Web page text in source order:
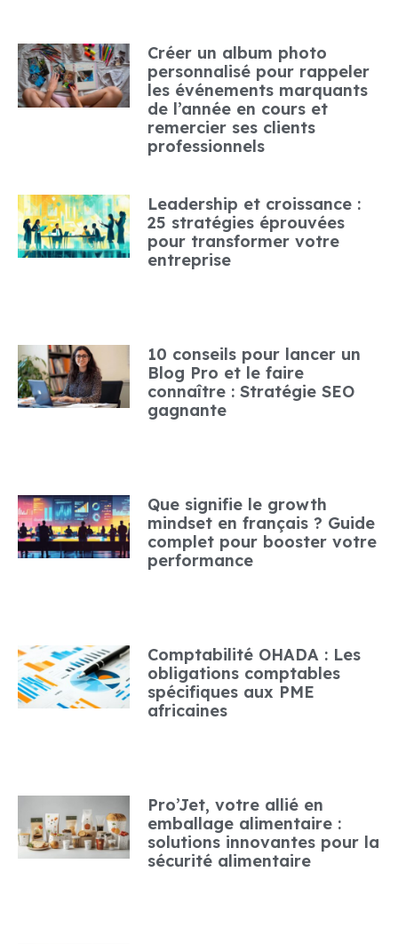
Créer un album photo
personnalisé pour rappeler
les événements marquants
de l’année en cours et
remercier ses clients
professionnels
Leadership et croissance :
25 stratégies éprouvées
pour transformer votre
entreprise
10 conseils pour lancer un
Blog Pro et le faire
connaître : Stratégie SEO
gagnante
Que signifie le growth
mindset en français ? Guide
complet pour booster votre
performance
Comptabilité OHADA : Les
obligations comptables
spécifiques aux PME
africaines
Pro’Jet, votre allié en
emballage alimentaire :
solutions innovantes pour la
sécurité alimentaire